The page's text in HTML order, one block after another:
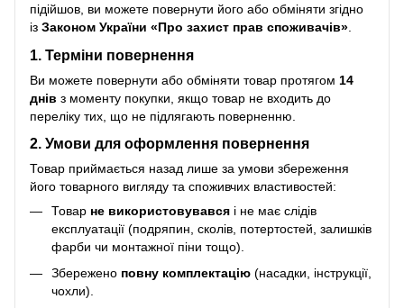
підійшов, ви можете повернути його або обміняти згідно
із Законом України «Про захист прав споживачів»
1. Терміни повернення
Ви можете повернути або обміняти товар протягом 14
днів з моменту покупки, якщо товар не входить до
переліку тих, що не підлягають поверненню.
2. Умови для оформлення повернення
Товар приймається назад лише за умови збереження
його товарного вигляду та споживчих властивостей:
Товар не використовувався і не має слідів
експлуатації (подряпин, сколів, потертостей, залишків
фарби чи монтажної піни тощо).
Збережено повну комплектацію (насадки, інструкції,
чохли).